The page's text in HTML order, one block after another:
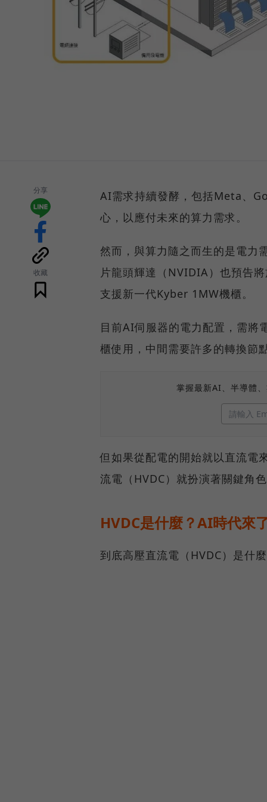
分享
收藏
AI需求持續發酵，包括Meta、
心，以應付未來的算力需求。
然而，與算力隨之而生的是電力
片龍頭輝達（NVIDIA）也預告
支援新一代Kyber 1MW機櫃。
目前AI伺服器的電力配置，需將
櫃使用，中間需要許多的轉換節
掌握最新AI、半導體
但如果從配電的開始就以直流電
流電（HVDC）就扮演著關鍵角
HVDC是什麼？AI時代來
到底高壓直流電（HVDC）是什